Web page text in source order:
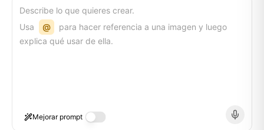
Describe lo que quieres crear.
Usa
@
para hacer referencia a una imagen y luego
explica qué usar de ella.
Mejorar prompt